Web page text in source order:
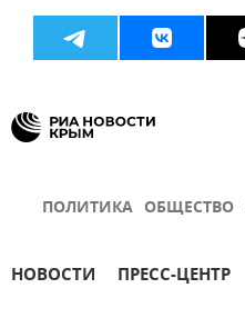
ПОЛИТИКА ОБЩЕСТВО
НОВОСТИ ПРЕСС-ЦЕНТР